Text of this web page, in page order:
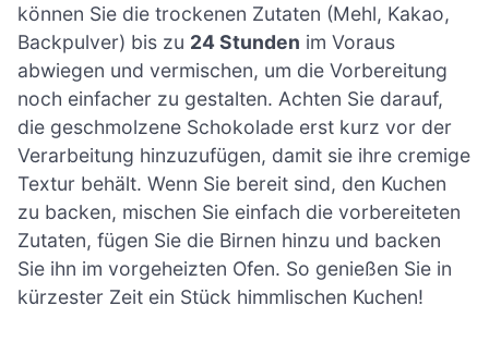
können Sie die trockenen Zutaten (Mehl, Kakao,
Backpulver) bis zu 24 Stunden im Voraus
abwiegen und vermischen, um die Vorbereitung
noch einfacher zu gestalten. Achten Sie darauf,
die geschmolzene Schokolade erst kurz vor der
Verarbeitung hinzuzufügen, damit sie ihre cremige
Textur behält. Wenn Sie bereit sind, den Kuchen
zu backen, mischen Sie einfach die vorbereiteten
Zutaten, fügen Sie die Birnen hinzu und backen
Sie ihn im vorgeheizten Ofen. So genießen Sie in
kürzester Zeit ein Stück himmlischen Kuchen!